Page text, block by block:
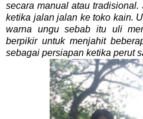
secara manual atau
ketika jalan jalan ke toko kain.
warna ungu sebab itu uli
berpikir untuk menjahit
sebagai persiapan ketika perut